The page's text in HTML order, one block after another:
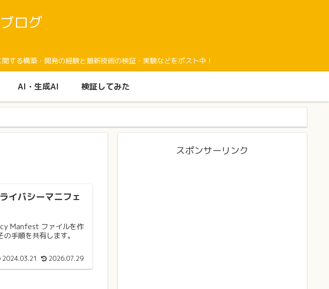
ログ
る構築・開発の経験と最新技術の検証・実験などをポスト中！
AI・生成AI 検証してみた
イバシーマニフェ
Manfest ファイルを作
手順を共有します。
2024.03.21 2026.07.29
スポンサーリンク